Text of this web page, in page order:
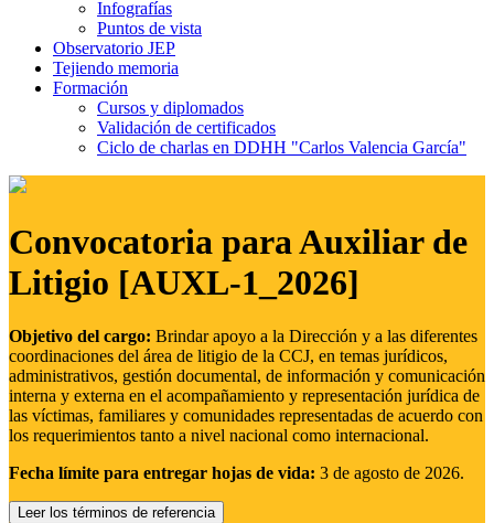
Infografías
Puntos de vista
Observatorio JEP
Tejiendo memoria
Formación
Cursos y diplomados
Validación de certificados
Ciclo de charlas en DDHH "Carlos Valencia García"
Convocatoria para Auxiliar de
Litigio [AUXL-1_2026]
Objetivo del cargo: Brindar apoyo a la Dirección y a las diferentes
coordinaciones del área de litigio de la CCJ, en temas jurídicos,
administrativos, gestión documental, de información y comunicación
interna y externa en el acompañamiento y representación jurídica de
las víctimas, familiares y comunidades representadas de acuerdo con
los requerimientos tanto a nivel nacional como internacional.
Fecha límite para entregar hojas de vida: 3 de agosto de 2026.
Leer los términos de referencia